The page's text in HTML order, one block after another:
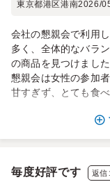
東京都港区港南2026/
会社の懇親会で利用
多く、全体的なバラ
の商品を見つけました
懇親会は女性の参加
甘すぎず、とても食
毎度好評です 返信